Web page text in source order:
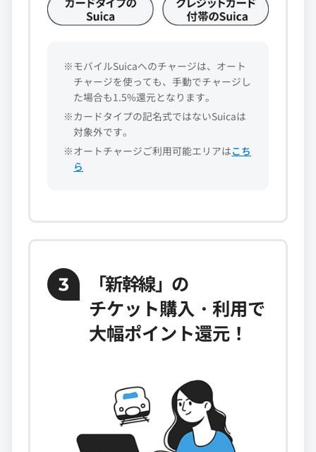
※モバイルSuicaへのチャージは、オート
チャージを使っても、手動でチャージし
た場合も1.5%還元となります。
※カードタイプの記名式ではないSuicaは
対象外です。
※オートチャージご利用可能エリアはこち
ら
3 「新幹線」 の
チケット購入・利用で
大幅ポイント還元！